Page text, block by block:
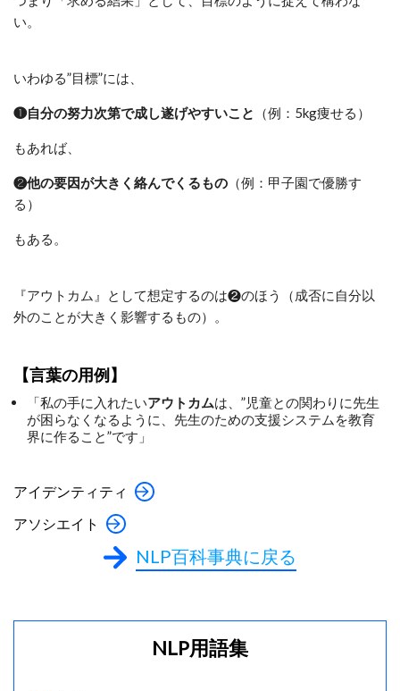
い。
いわゆる”目標”には、
❶自分の努力次第で成し遂げやすいこと （例：5kg痩せる）
もあれば、
❷他の要因が大きく絡んでくるもの （例：甲子園で優勝す
る）
もある。
『アウトカム』として想定するのは❷のほう（成否に自分以
外のことが大きく影響するもの）。
【言葉の用例】
「私の手に入れたいアウトカムは、”児童との関わりに先生
が困らなくなるように、先生のための支援システムを教育
界に作ること”です」
アイデンティティ
アソシエイト
NLP百科事典に戻る
NLP用語集